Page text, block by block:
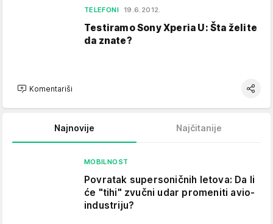
TELEFONI 19.6.2012.
Testiramo Sony Xperia U: Šta želite
da znate?
Komentariši
Najnovije Najčitanije
MOBILNOST
Povratak supersoničnih letova: Da li
će "tihi" zvučni udar promeniti avio-
industriju?